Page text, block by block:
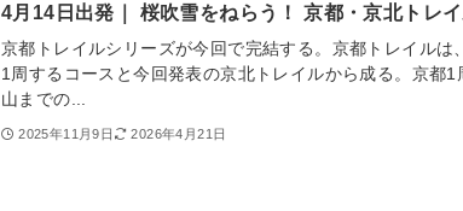
4月14日出発｜ 桜吹雪をねらう！ 京都・京北トレ
京都トレイルシリーズが今回で完結する。京都トレイルは
1周するコースと今回発表の京北トレイルから成る。京都1
山までの...
2025年11月9日 2026年4月21日